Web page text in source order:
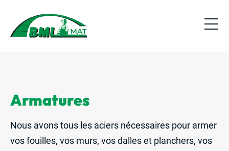
Armatures
Nous avons tous les aciers nécessaires pour armer
vos fouilles, vos murs, vos dalles et planchers, vos